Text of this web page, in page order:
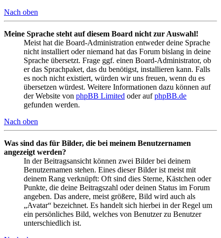
Nach oben
Meine Sprache steht auf diesem Board nicht zur Auswahl!
Meist hat die Board-Administration entweder deine Sprache
nicht installiert oder niemand hat das Forum bislang in deine
Sprache übersetzt. Frage ggf. einen Board-Administrator, ob
er das Sprachpaket, das du benötigst, installieren kann. Falls
es noch nicht existiert, würden wir uns freuen, wenn du es
übersetzen würdest. Weitere Informationen dazu können auf
der Website von phpBB Limited oder aufphpBB.de
gefunden werden.
Nach oben
Was sind das für Bilder, die bei meinem Benutzernamen
angezeigt werden?
In der Beitragsansicht können zwei Bilder bei deinem
Benutzernamen stehen. Eines dieser Bilder ist meist mit
deinem Rang verknüpft: Oft sind dies Sterne, Kästchen oder
Punkte, die deine Beitragszahl oder deinen Status im Forum
angeben. Das andere, meist größere, Bild wird auch als
„Avatar“ bezeichnet. Es handelt sich hierbei in der Regel um
ein persönliches Bild, welches von Benutzer zu Benutzer
unterschiedlich ist.